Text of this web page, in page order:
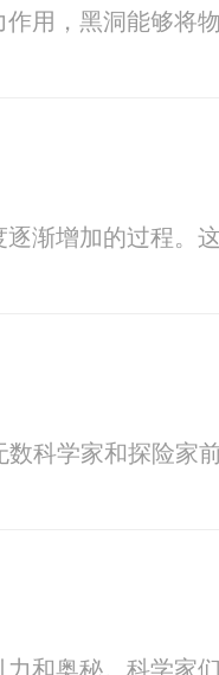
用，黑洞能够
渐增加的过程
科学家和探险
和奥秘。科学家